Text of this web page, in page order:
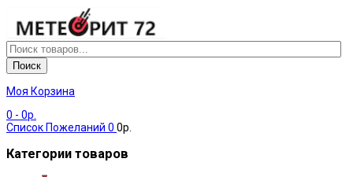
Поиск
Моя Корзина
0 - 0р.
Список Пожеланий 0 0р.
Категории товаров